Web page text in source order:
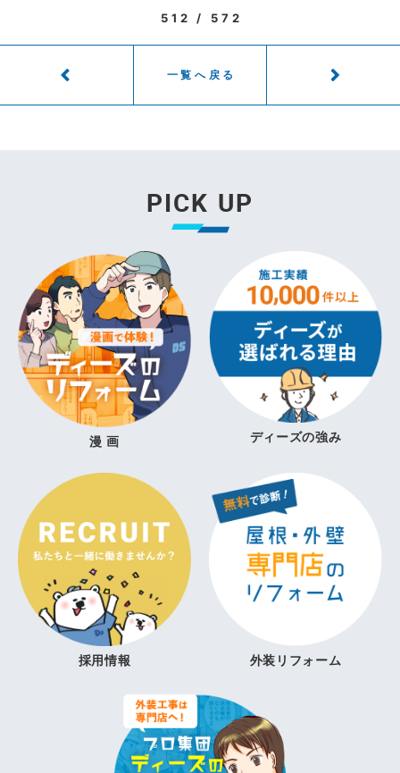
512 / 572
一覧へ戻る
PICK UP
漫 画 ディーズの強み
採用情報 外装リフォーム